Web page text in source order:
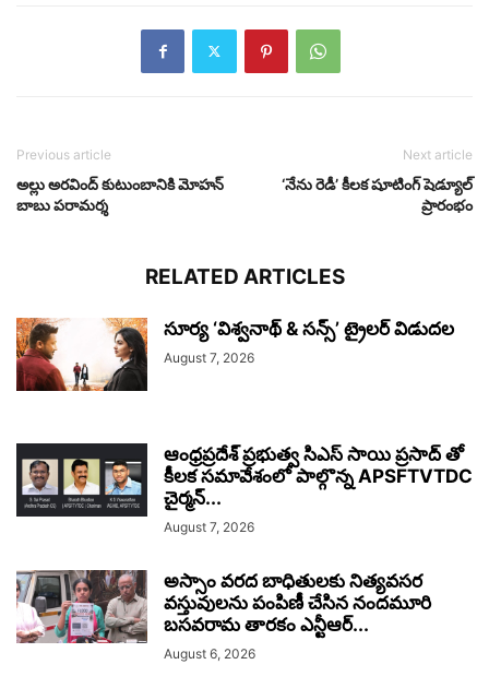
Previous article
అల్లు అరవింద్ కుటుంబానికి మోహన్
బాబు పరామర్శ
Next article
‘నేను రెడీ’ కీలక షూటింగ్ షెడ్యూల్
ప్రారంభం
RELATED ARTICLES
సూర్య ‘విశ్వనాథ్ & సన్స్’ ట్రైలర్ విడుదల
August 7, 2026
ఆంధ్రప్రదేశ్ ప్రభుత్వ సిఎస్ సాయి ప్రసాద్ తో
కీలక సమావేశంలో పాల్గొన్న APSFTVTDC
చైర్మన్...
August 7, 2026
అస్సాం వరద బాధితులకు నిత్యవసర
వస్తువులను పంపిణీ చేసిన నందమూరి
బసవరామ తారకం ఎన్టీఆర్...
August 6, 2026